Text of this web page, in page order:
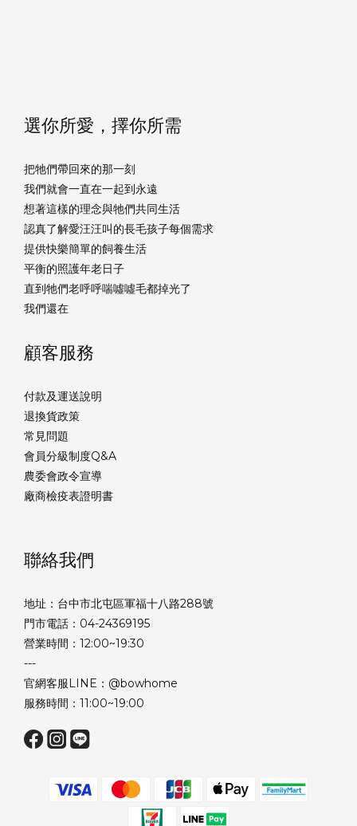
選你所愛，擇你所需
把牠們帶回來的那一刻
我們就會一直在一起到永遠
想著這樣的理念與牠們共同生活
認真了解愛汪汪叫的長毛孩子每個需求
提供快樂簡單的飼養生活
平衡的照護年老日子
直到牠們老呼呼喘噓噓毛都掉光了
我們還在
顧客服務
付款及運送說明
退換貨政策
常見問題
會員分級制度Q&A
農委會政令宣導
廠商檢疫表證明書
聯絡我們
地址：台中市北屯區軍福十八路288號
門市電話：04-24369195
營業時間：12:00~19:30
---
官網客服LINE：@bowhome
服務時間：11:00~19:00